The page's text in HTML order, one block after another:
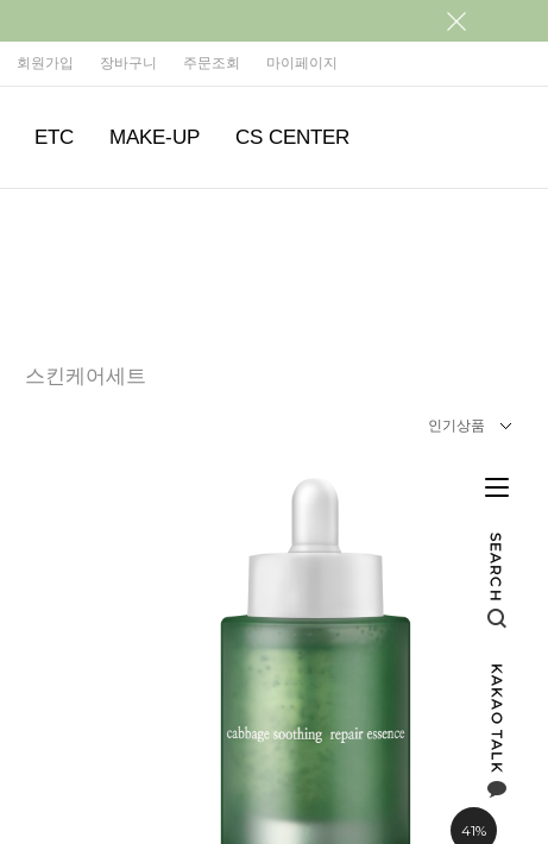
회원가입 장바구니 주문조회 마이페이지
ETC MAKE-UP CS CENTER
스킨케어세트
41%